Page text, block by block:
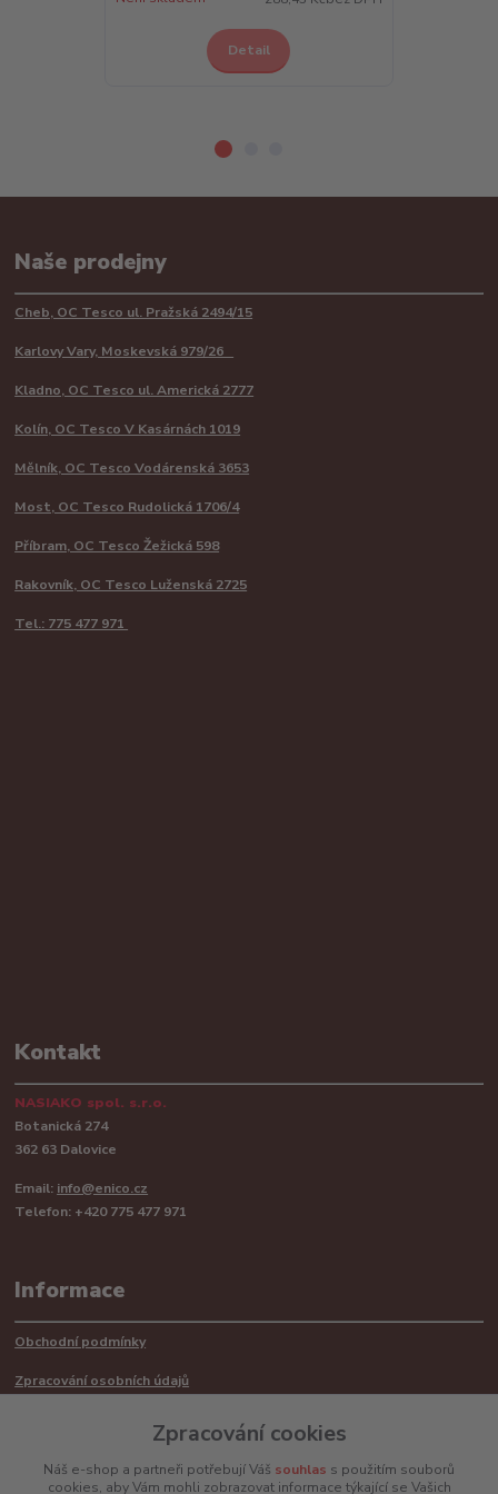
Detail
Naše prodejny
Cheb, OC Tesco ul. Pražská 2494/15
Karlovy Vary, Moskevská 979/26
Kladno, OC Tesco ul. Americká 2777
Kolín, OC Tesco V Kasárnách 1019
Mělník, OC Tesco Vodárenská 3653
Most, OC Tesco Rudolická 1706/4
Příbram, OC Tesco Žežická 598
Rakovník, OC Tesco Luženská 2725
Tel.: 775 477 971
Kontakt
NASIAKO spol. s.r.o.
Botanická 274
362 63 Dalovice
Email: info@enico.cz
Telefon: +420 775 477 971
Informace
Obchodní podmínky
Zpracování osobních údajů
Zpracování cookies
Náš e-shop a partneři potřebují Váš souhlas s použitím souborů
cookies, aby Vám mohli zobrazovat informace týkající se Vašich